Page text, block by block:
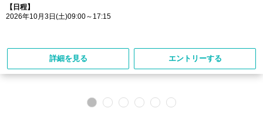
【日程】
2026年10月3日(土)09:00～17:15
詳細を見る エントリーする